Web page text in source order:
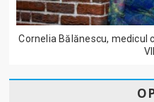
Cornelia Bălănescu, medicul